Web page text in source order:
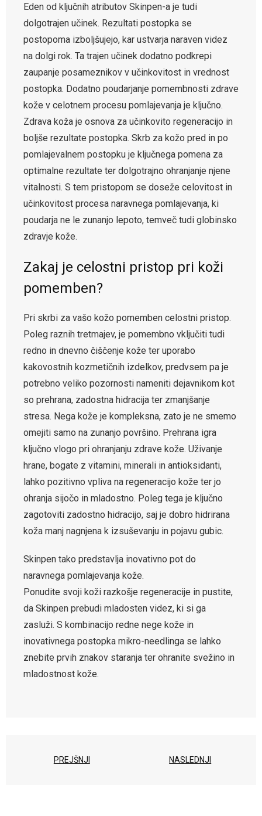
Eden od ključnih atributov Skinpen-a je tudi
dolgotrajen učinek. Rezultati postopka se
postopoma izboljšujejo, kar ustvarja naraven videz
na dolgi rok. Ta trajen učinek dodatno podkrepi
zaupanje posameznikov v učinkovitost in vrednost
postopka. Dodatno poudarjanje pomembnosti zdrave
kože v celotnem procesu pomlajevanja je ključno.
Zdrava koža je osnova za učinkovito regeneracijo in
boljše rezultate postopka. Skrb za kožo pred in po
pomlajevalnem postopku je ključnega pomena za
optimalne rezultate ter dolgotrajno ohranjanje njene
vitalnosti. S tem pristopom se doseže celovitost in
učinkovitost procesa naravnega pomlajevanja, ki
poudarja ne le zunanjo lepoto, temveč tudi globinsko
zdravje kože.
Zakaj je celostni pristop pri koži
pomemben?
Pri skrbi za vašo kožo pomemben celostni pristop.
Poleg raznih tretmajev, je pomembno vključiti tudi
redno in dnevno čiščenje kože ter uporabo
kakovostnih kozmetičnih izdelkov, predvsem pa je
potrebno veliko pozornosti nameniti dejavnikom kot
so prehrana, zadostna hidracija ter zmanjšanje
stresa. Nega kože je kompleksna, zato je ne smemo
omejiti samo na zunanjo površino. Prehrana igra
ključno vlogo pri ohranjanju zdrave kože. Uživanje
hrane, bogate z vitamini, minerali in antioksidanti,
lahko pozitivno vpliva na regeneracijo kože ter jo
ohranja sijočo in mladostno. Poleg tega je ključno
zagotoviti zadostno hidracijo, saj je dobro hidrirana
koža manj nagnjena k izsuševanju in pojavu gubic.
Skinpen tako predstavlja inovativno pot do
naravnega pomlajevanja kože.
Ponudite svoji koži razkošje regeneracije in pustite,
da Skinpen prebudi mladosten videz, ki si ga
zasluži. S kombinacijo redne nege kože in
inovativnega postopka mikro-needlinga se lahko
znebite prvih znakov staranja ter ohranite svežino in
mladostnost kože.
PREJŠNJI NASLEDNJI